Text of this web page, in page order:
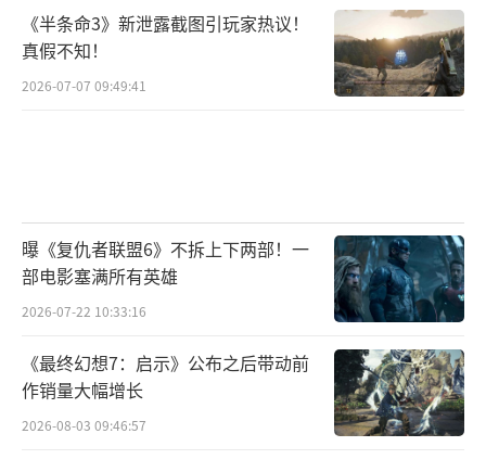
《半条命3》新泄露截图引玩家热议！
真假不知！
2026-07-07 09:49:41
曝《复仇者联盟6》不拆上下两部！一
部电影塞满所有英雄
2026-07-22 10:33:16
《最终幻想7：启示》公布之后带动前
作销量大幅增长
2026-08-03 09:46:57